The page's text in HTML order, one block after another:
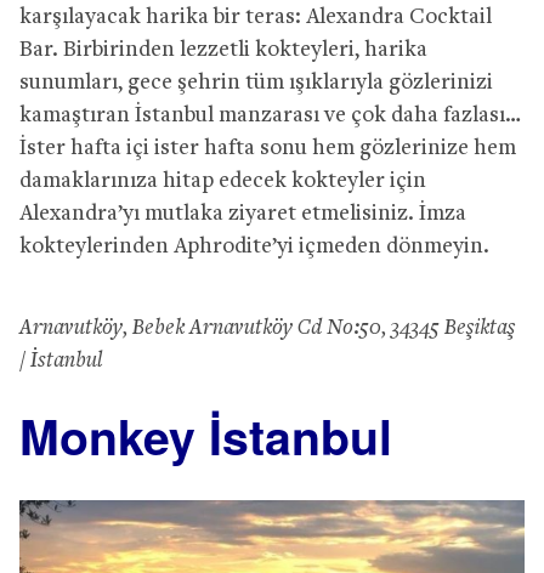
karşılayacak harika bir teras: Alexandra Cocktail
Bar. Birbirinden lezzetli kokteyleri, harika
sunumları, gece şehrin tüm ışıklarıyla gözlerinizi
kamaştıran İstanbul manzarası ve çok daha fazlası…
İster hafta içi ister hafta sonu hem gözlerinize hem
damaklarınıza hitap edecek kokteyler için
Alexandra’yı mutlaka ziyaret etmelisiniz. İmza
kokteylerinden Aphrodite’yi içmeden dönmeyin.
Arnavutköy, Bebek Arnavutköy Cd No:50, 34345 Beşiktaş
/ İstanbul
Monkey İstanbul